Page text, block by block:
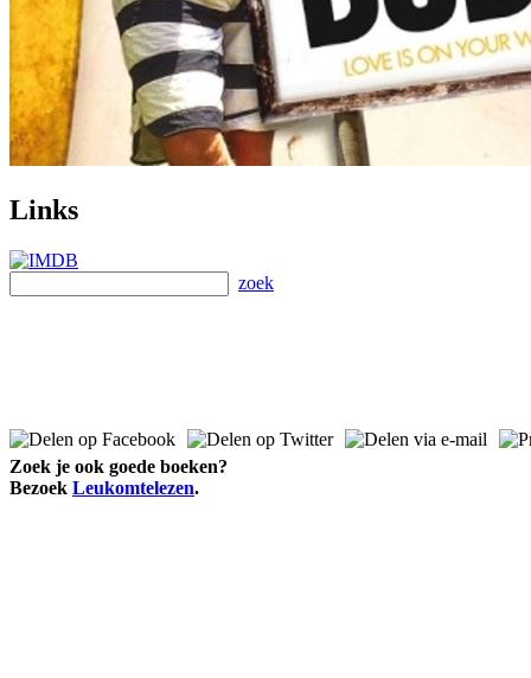
Links
zoek
Zoek je ook goede boeken?
Bezoek Leukomtelezen.